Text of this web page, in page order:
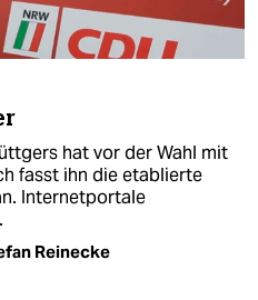
hat vor der Wahl mit
fasst ihn die etablierte
Internetportale
Reinecke